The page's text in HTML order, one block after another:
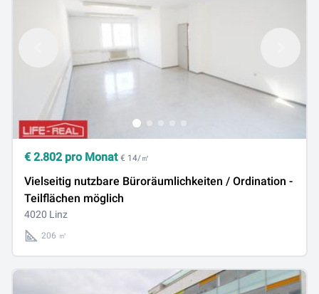
€ 2.802pro Monat € 14/㎡
Vielseitig nutzbare Büroräumlichkeiten / Ordination -
Teilflächen möglich
4020 Linz
206 ㎡